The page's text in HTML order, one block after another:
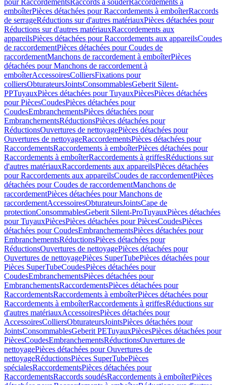
pour RaccordementsRaccords à souderRaccordements à
emboîterPièces détachées pour Raccordements à emboîterRaccords
de serrageRéductions sur d'autres matériauxPièces détachées pour
Réductions sur d'autres matériauxRaccordements aux
appareilsPièces détachées pour Raccordements aux appareilsCoudes
de raccordementPièces détachées pour Coudes de
raccordementManchons de raccordement à emboîterPièces
détachées pour Manchons de raccordement à
emboîterAccessoiresColliersFixations pour
colliersObturateursJointsConsommablesGeberit Silent-
PPTuyauxPièces détachées pour TuyauxPiècesPièces détachées
pour PiècesCoudesPièces détachées pour
CoudesEmbranchementsPièces détachées pour
EmbranchementsRéductionsPièces détachées pour
RéductionsOuvertures de nettoyagePièces détachées pour
Ouvertures de nettoyageRaccordementsPièces détachées pour
RaccordementsRaccordements à emboîterPièces détachées pour
Raccordements à emboîterRaccordements à griffesRéductions sur
d'autres matériauxRaccordements aux appareilsPièces détachées
pour Raccordements aux appareilsCoudes de raccordementPièces
détachées pour Coudes de raccordementManchons de
raccordementPièces détachées pour Manchons de
raccordementAccessoiresObturateursJointsCape de
protectionConsommablesGeberit Silent-ProTuyauxPièces détachées
pour TuyauxPiècesPièces détachées pour PiècesCoudesPièces
détachées pour CoudesEmbranchementsPièces détachées pour
EmbranchementsRéductionsPièces détachées pour
RéductionsOuvertures de nettoyagePièces détachées pour
Ouvertures de nettoyagePièces SuperTubePièces détachées pour
Pièces SuperTubeCoudesPièces détachées pour
CoudesEmbranchementsPièces détachées pour
EmbranchementsRaccordementsPièces détachées pour
RaccordementsRaccordements à emboîterPièces détachées pour
Raccordements à emboîterRaccordements à griffesRéductions sur
d'autres matériauxAccessoiresPièces détachées pour
AccessoiresColliersObturateursJointsPièces détachées pour
JointsConsommablesGeberit PETuyauxPiècesPièces détachées pour
PiècesCoudesEmbranchementsRéductionsOuvertures de
nettoyagePièces détachées pour Ouvertures de
nettoyageRéductionsPièces SuperTubePièces
spécialesRaccordementsPièces détachées pour
RaccordementsRaccords soudésRaccordements à emboîterPièces